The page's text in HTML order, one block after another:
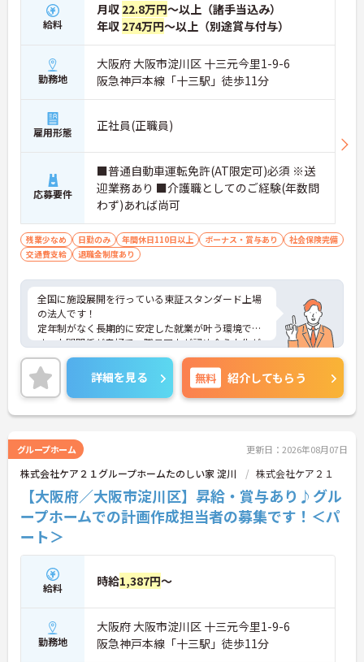
給料
月収 22.8万円～以上（諸手当込み）
年収 274万円～以上（別途賞与付与）
勤務地
大阪府 大阪市淀川区 十三元今里1-9-6
阪急神戸本線「十三駅」徒歩11分
雇用形態 正社員(正職員)
応募要件
■普通自動車運転免許(AT限定可)必須 ※送
迎業務あり ■介護職としてのご経験(年数問
わず)あれば尚可
残業少なめ 日勤のみ 年間休日110日以上 ボーナス・賞与あり
社会保険完備
交通費支給
退職金制度あり
全国に施設展開を行っている東証スタンダード上場
の法人です！
定年制がなく長期的に安定した就業が叶う環境で
す。人間関係が良好で、職員同士が認め合う文化が
根付いています。
ご興味のある方には、面接対策ポイントなど、さら
に詳細をご案内しますのでお気軽にご相談くださ
い！
詳細を見る 無料 紹介してもらう
グループホーム 更新日：2026年08月07日
株式会社ケア２１グループホームたのしい家 淀川 株式会社ケア２１
【大阪府／大阪市淀川区】昇給・賞与あり♪グル
ープホームでの計画作成担当者の募集です！＜パ
ート＞
給料 時給1,387円～
勤務地
大阪府 大阪市淀川区 十三元今里1-9-6
阪急神戸本線「十三駅」徒歩11分